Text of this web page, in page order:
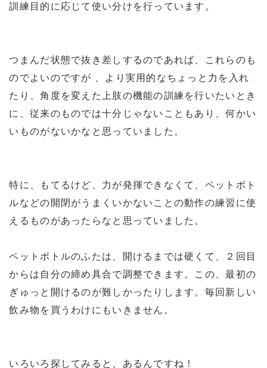
訓練目的に応じて使い分けを行っています。
つまんだ状態で抜き差しするのであれば、これらのも
のでよいのですが 、より実用的なちょっと力を入れ
たり、角度を変えた上肢の機能の訓練を行いたいとき
に、従来のものでは十分じゃないこともあり、何かい
いものがないかなと思っていました。
特に、もてるけど、力が発揮できなくて、ペットボト
ルなどの開閉がうまくいかないことの動作の練習に使
えるものがあったらなと思っていました。
ペットボトルのふたは、開けるまでは硬くて、２回目
からは自分の締め具合で調整できます。この、最初の
ぎゅっと開けるのが難しかったりします。毎回新しい
飲み物を買うわけにもいきません。
いろいろ探してみると、あるんですね！